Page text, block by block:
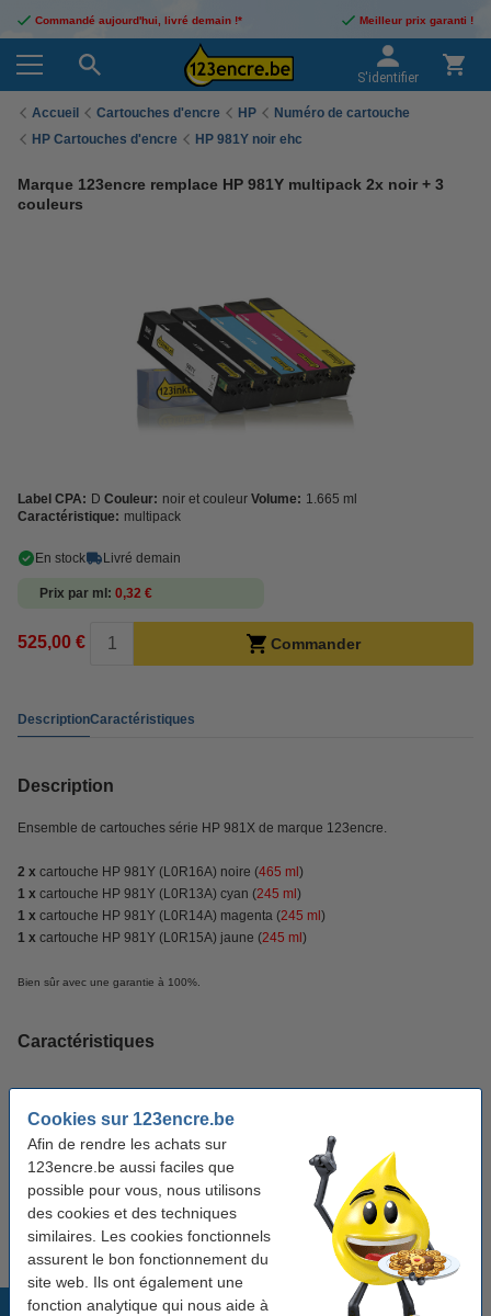
Cookies sur 123encre.be
Afin de rendre les achats sur
123encre.be aussi faciles que
possible pour vous, nous utilisons
des cookies et des techniques
similaires. Les cookies fonctionnels
assurent le bon fonctionnement du
site web. Ils ont également une
fonction analytique qui nous aide à
Commandé aujourd'hui, livré demain !* Meilleur prix garanti !
S'identifier
Accueil Cartouches d'encre HP
Numéro de cartouche
HP Cartouches d'encre
HP 981Y noir ehc
Marque 123encre remplace HP 981Y multipack 2x noir + 3
couleurs
Label CPA: D Couleur: noir et couleur Volume: 1.665 ml
Caractéristique: multipack
En stock Livré demain
Prix par ml 0,32 €
525,00 € Commander
DescriptionCaractéristiques
Description
Ensemble de cartouches série HP 981X de marque 123encre.
2 x cartouche HP 981Y (L0R16A) noire (465 ml )
1 x cartouche HP 981Y (L0R13A) cyan (245 ml )
1 x cartouche HP 981Y (L0R14A) magenta (245 ml )
1 x cartouche HP 981Y (L0R15A) jaune (245 ml )
Bien sûr avec une garantie à 100%.
Caractéristiques
Volume: 1.665 ml
Caractéristique: multipack
Produits populaires